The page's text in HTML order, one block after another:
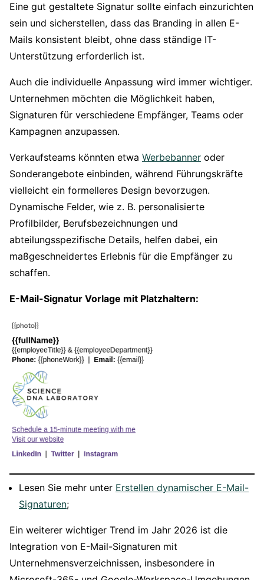
Eine gut gestaltete Signatur sollte einfach einzurichten
sein und sicherstellen, dass das Branding in allen E-
Mails konsistent bleibt, ohne dass ständige IT-
Unterstützung erforderlich ist.
Auch die individuelle Anpassung wird immer wichtiger.
Unternehmen möchten die Möglichkeit haben,
Signaturen für verschiedene Empfänger, Teams oder
Kampagnen anzupassen.
Verkaufsteams könnten etwa Werbebanner oder
Sonderangebote einbinden, während Führungskräfte
vielleicht ein formelleres Design bevorzugen.
Dynamische Felder, wie z. B. personalisierte
Profilbilder, Berufsbezeichnungen und
abteilungsspezifische Details, helfen dabei, ein
maßgeschneidertes Erlebnis für die Empfänger zu
schaffen.
E-Mail-Signatur Vorlage mit Platzhaltern:
Lesen Sie mehr unter Erstellen dynamischer E-Mail-
Signaturen;
Ein weiterer wichtiger Trend im Jahr 2026 ist die
Integration von E-Mail-Signaturen mit
Unternehmensverzeichnissen, insbesondere in